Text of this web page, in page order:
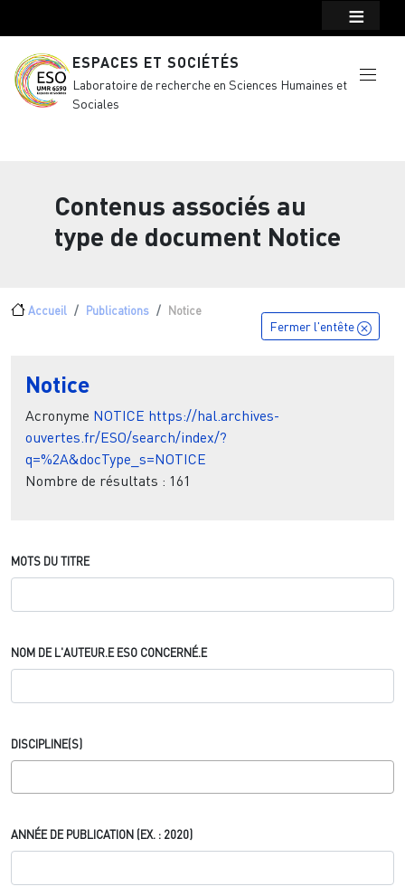
ESPACES ET SOCIÉTÉS
Laboratoire de recherche en Sciences Humaines et
Sociales
Contenus associés au
type de document Notice
Fil d'Ariane
Accueil Publications Notice
Fermer l'entête
Notice
Acronyme NOTICE https://hal.archives-
ouvertes.fr/ESO/search/index/?
q=%2A&docType_s=NOTICE
Nombre de résultats : 161
MOTS DU TITRE
NOM DE L'AUTEUR.E ESO CONCERNÉ.E
DISCIPLINE(S)
ANNÉE DE PUBLICATION (EX. : 2020)